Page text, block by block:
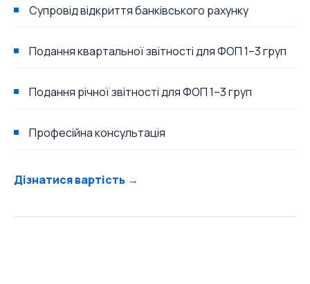
Супровід відкриття банківського рахунку
Подання квартальної звітності для ФОП 1–3 груп
Подання річної звітності для ФОП 1–3 груп
Професійна консультація
Дізнатися вартість →